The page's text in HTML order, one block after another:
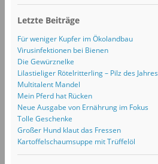
Letzte Beiträge
Für weniger Kupfer im Ökolandbau
Virusinfektionen bei Bienen
Die Gewürznelke
Lilastieliger Rötelritterling – Pilz des Jahres
Multitalent Mandel
Mein Pferd hat Rücken
Neue Ausgabe von Ernährung im Fokus
Tolle Geschenke
Großer Hund klaut das Fressen
Kartoffelschaumsuppe mit Trüffelöl